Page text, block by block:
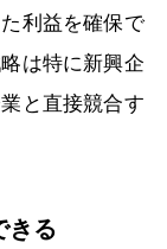
利益を確保で
は特に新興企
と直接競合す
きる